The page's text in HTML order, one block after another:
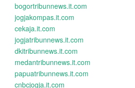
bogortribunnews.it.com
jogjakompas.it.com
cekaja.it.com
jogjatribunnews.it.com
dkitribunnews.it.com
medantribunnews.it.com
papuatribunnews.it.com
cnbcjogja.it.com